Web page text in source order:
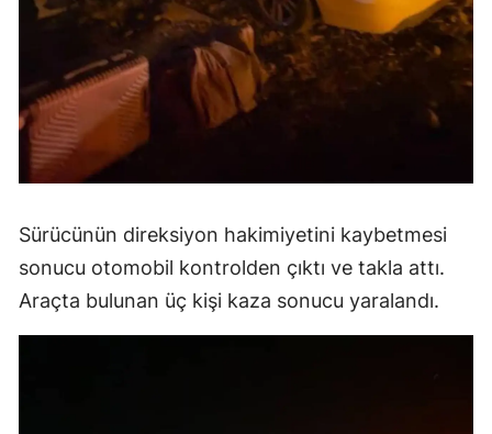
Sürücünün direksiyon hakimiyetini kaybetmesi
sonucu otomobil kontrolden çıktı ve takla attı.
Araçta bulunan üç kişi kaza sonucu yaralandı.